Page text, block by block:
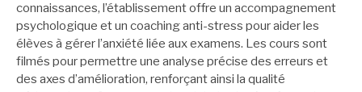
connaissances, l’établissement offre un accompagnement
psychologique et un coaching anti-stress pour aider les
élèves à gérer l’anxiété liée aux examens. Les cours sont
filmés pour permettre une analyse précise des erreurs et
des axes d’amélioration, renforçant ainsi la qualité